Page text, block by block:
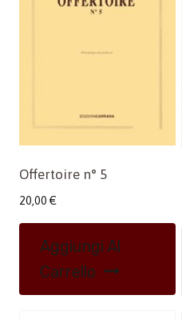
Offertoire n° 5
20,00 €
Aggiungi Al
Carrello